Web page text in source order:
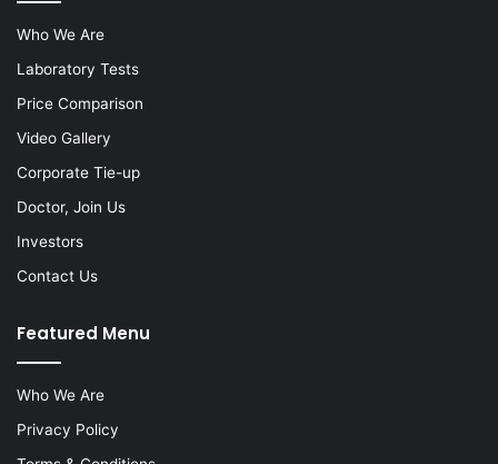
Who We Are
Laboratory Tests
Price Comparison
Video Gallery
Corporate Tie-up
Doctor, Join Us
Investors
Contact Us
Featured Menu
Who We Are
Privacy Policy